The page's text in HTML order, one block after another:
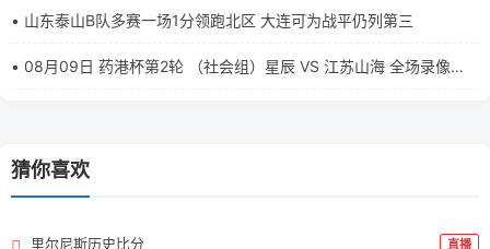
• 山东泰山B队多赛一场1分领跑北区 大连可为战平仍列第三
• 08月09日 药港杯第2轮 （社会组）星辰 VS 江苏山海 全场录像
猜你喜欢
里尔尼斯历史比分 直播